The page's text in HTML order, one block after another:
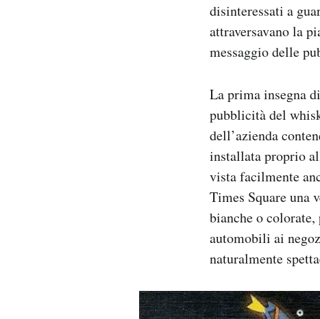
disinteressati a
attraversavano la
messaggio delle
La prima insegna
pubblicità del
dell’azienda
installata proprio
vista facilmente
Times Square una
bianche o
automobili ai
naturalmente